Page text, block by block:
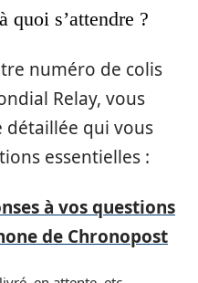
quoi s’attendre ?
numéro de colis
Relay, vous
détaillée qui vous
essentielles :
à vos questions
de Chronopost